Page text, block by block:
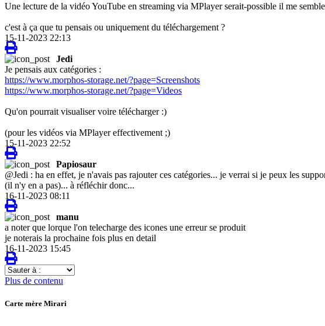
Une lecture de la vidéo YouTube en streaming via MPlayer serait-possible il me
c'est à ça que tu pensais ou uniquement du téléchargement ?
15-11-2023 22:13
Jedi
Je pensais aux catégories :
https://www.morphos-storage.net/?page=Screenshots
https://www.morphos-storage.net/?page=Videos
Qu'on pourrait visualiser voire télécharger :)
(pour les vidéos via MPlayer effectivement ;)
15-11-2023 22:52
Papiosaur
@Jedi : ha en effet, je n'avais pas rajouter ces catégories... je verrai si je peux les
(il n'y en a pas)... à réfléchir donc...
16-11-2023 08:11
manu
a noter que lorque l'on telecharge des icones une erreur se produit
je noterais la prochaine fois plus en detail
16-11-2023 15:45
Sauter
à
Plus de contenu
Carte mère Mirari